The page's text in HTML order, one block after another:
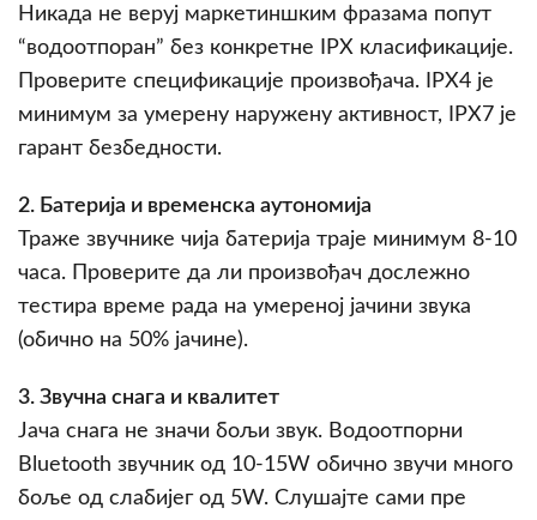
Никада не веруј маркетиншким фразама попут
“водоотпоран” без конкретне IPX класификације.
Проверите спецификације произвођача. IPX4 је
минимум за умерену наружену активност, IPX7 је
гарант безбедности.
2. Батерија и временска аутономија
Траже звучнике чија батерија траје минимум 8-10
часа. Проверите да ли произвођач дослежно
тестира време рада на умереној јачини звука
(обично на 50% јачине).
3. Звучна снага и квалитет
Јача снага не значи бољи звук. Водоотпорни
Bluetooth звучник од 10-15W обично звучи много
боље од слабијег од 5W. Слушајте сами пре